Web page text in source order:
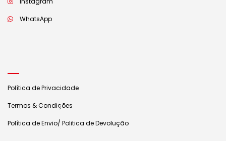
WhatsApp
Política de Privacidade
Termos & Condições
Política de Envio/ Politica de Devolução